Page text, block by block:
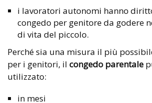
i lavoratori autonomi hanno
congedo per genitore da godere
di vita del piccolo.
Perché sia una misura il più
per i genitori, il congedo parentale
utilizzato:
in mesi